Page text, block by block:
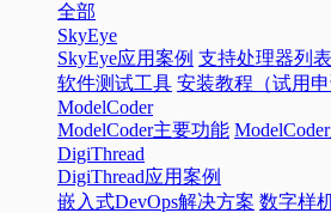
全部
SkyEye
SkyEye应用案例 支持处理器列表
软件测试工具 安装教程（试用申
ModelCoder
ModelCoder主要功能
DigiThread
DigiThread应用案例
嵌入式DevOps解决方案 数字样